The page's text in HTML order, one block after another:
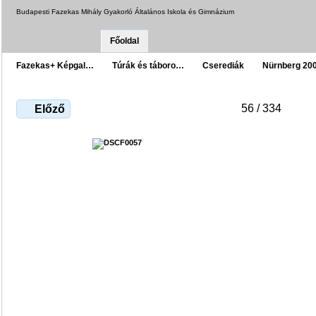
Budapesti Fazekas Mihály Gyakorló Általános Iskola és Gimnázium
Főoldal
Fazekas+ Képgal… Túrák és táboro… Cserediák Nürnberg
Előző 56 / 334